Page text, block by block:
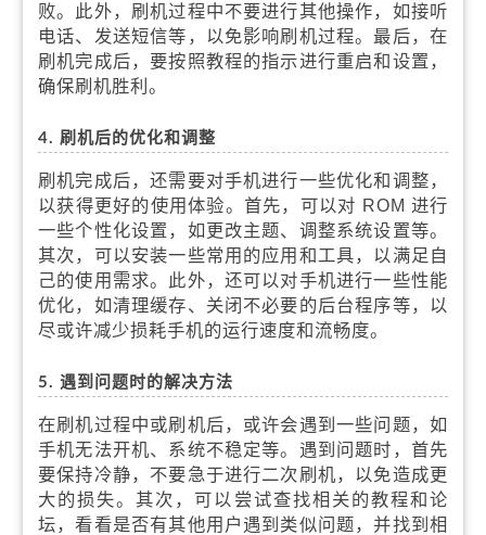
败。此外，刷机过程中不要进行其他操作，如接听
电话、发送短信等，以免影响刷机过程。最后，在
刷机完成后，要按照教程的指示进行重启和设置，
确保刷机胜利。
4. 刷机后的优化和调整
刷机完成后，还需要对手机进行一些优化和调整，
以获得更好的使用体验。首先，可以对 ROM 进行
一些个性化设置，如更改主题、调整系统设置等。
其次，可以安装一些常用的应用和工具，以满足自
己的使用需求。此外，还可以对手机进行一些性能
优化，如清理缓存、关闭不必要的后台程序等，以
尽或许减少损耗手机的运行速度和流畅度。
5. 遇到问题时的解决方法
在刷机过程中或刷机后，或许会遇到一些问题，如
手机无法开机、系统不稳定等。遇到问题时，首先
要保持冷静，不要急于进行二次刷机，以免造成更
大的损失。其次，可以尝试查找相关的教程和论
坛，看看是否有其他用户遇到类似问题，并找到相